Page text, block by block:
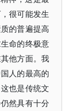
很可能发生
的普遍提高
命的终极意
他方面。我
人的最高的
也是传统文
然具有十分